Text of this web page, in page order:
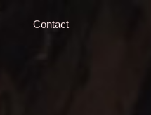
Contact